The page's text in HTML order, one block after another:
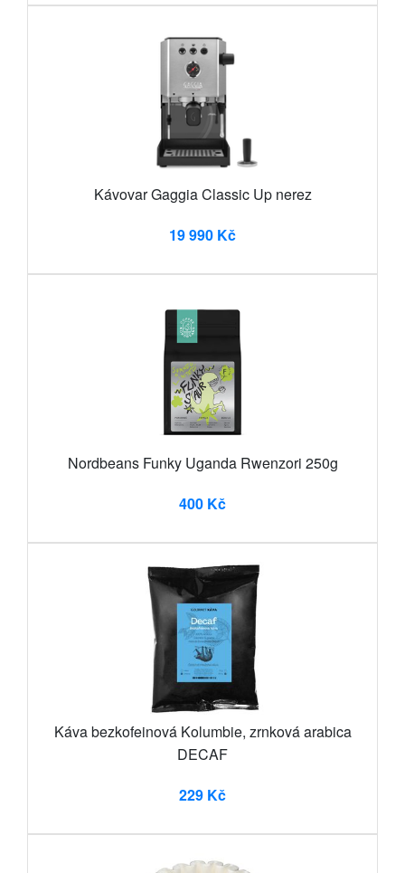
Kávovar Gaggia Classic Up nerez
19 990 Kč
Nordbeans Funky Uganda Rwenzori 250g
400 Kč
Káva bezkofeinová Kolumbie, zrnková arabica
DECAF
229 Kč